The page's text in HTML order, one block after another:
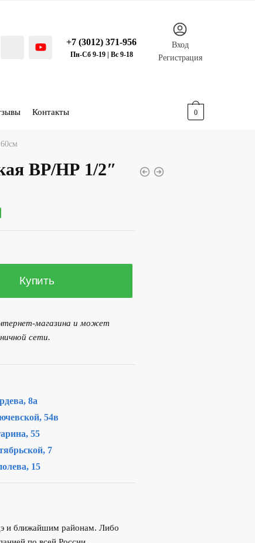
+7 (3012) 371-956
Пн-Сб 9-19 | Вс 9-18
Вход
Регистрация
Контакты 0
ВР/НР 1/2″
Купить
магазина и может
сети.
8а
54в
55
7
15
и ближайшим районам. Либо